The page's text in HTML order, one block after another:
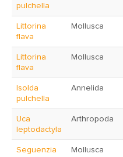
pulchella
Littorina
flava
Mollusca
Littorina
flava
Mollusca
Isolda
pulchella
Annelida
Uca
leptodactyla
Arthropoda
Seguenzia
Mollusca